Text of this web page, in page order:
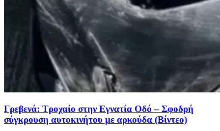
Γρεβενά: Τροχαίο στην Εγνατία Οδό – Σφοδρή
σύγκρουση αυτοκινήτου με αρκούδα (Βίντεο)